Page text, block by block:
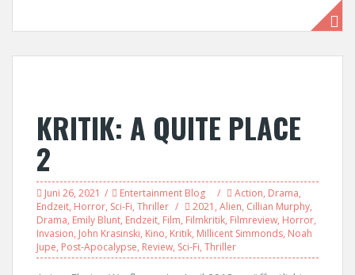
KRITIK: A QUITE PLACE
2
Juni 26, 2021 Entertainment Blog Action, Drama,
Endzeit, Horror, Sci-Fi, Thriller 2021 , Alien, Cillian Murphy,
Drama, Emily Blunt, Endzeit, Film, Filmkritik, Filmreview, Horror,
Invasion, John Krasinski, Kino, Kritik, Millicent Simmonds, Noah
Jupe, Post-Apocalypse, Review, Sci-Fi, Thriller